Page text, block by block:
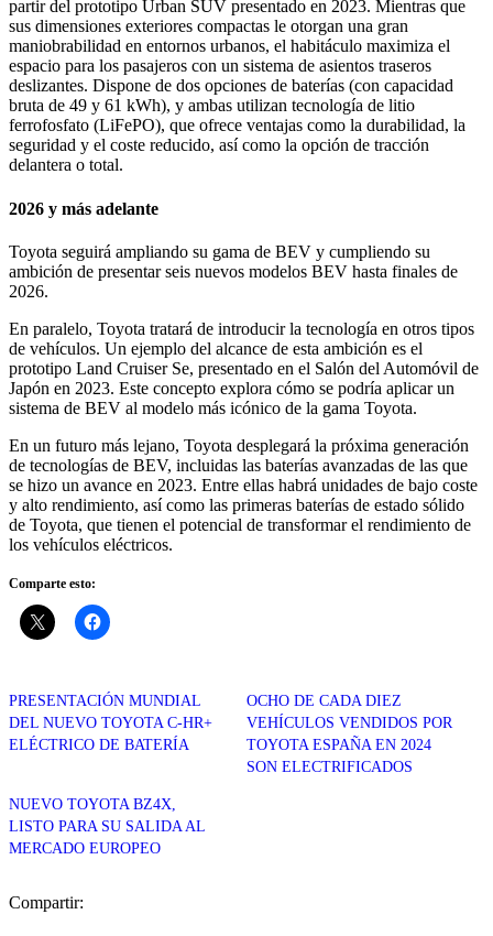
partir del prototipo Urban SUV presentado en 2023. Mientras que
sus dimensiones exteriores compactas le otorgan una gran
maniobrabilidad en entornos urbanos, el habitáculo maximiza el
espacio para los pasajeros con un sistema de asientos traseros
deslizantes. Dispone de dos opciones de baterías (con capacidad
bruta de 49 y 61 kWh), y ambas utilizan tecnología de litio
ferrofosfato (LiFePO), que ofrece ventajas como la durabilidad, la
seguridad y el coste reducido, así como la opción de tracción
delantera o total.
2026 y más adelante
Toyota seguirá ampliando su gama de BEV y cumpliendo su
ambición de presentar seis nuevos modelos BEV hasta finales de
2026.
En paralelo, Toyota tratará de introducir la tecnología en otros tipos
de vehículos. Un ejemplo del alcance de esta ambición es el
prototipo Land Cruiser Se, presentado en el Salón del Automóvil de
Japón en 2023. Este concepto explora cómo se podría aplicar un
sistema de BEV al modelo más icónico de la gama Toyota.
En un futuro más lejano, Toyota desplegará la próxima generación
de tecnologías de BEV, incluidas las baterías avanzadas de las que
se hizo un avance en 2023. Entre ellas habrá unidades de bajo coste
y alto rendimiento, así como las primeras baterías de estado sólido
de Toyota, que tienen el potencial de transformar el rendimiento de
los vehículos eléctricos.
Comparte esto:
PRESENTACIÓN MUNDIAL
DEL NUEVO TOYOTA C-HR+
ELÉCTRICO DE BATERÍA
OCHO DE CADA DIEZ
VEHÍCULOS VENDIDOS POR
TOYOTA ESPAÑA EN 2024
SON ELECTRIFICADOS
NUEVO TOYOTA BZ4X,
LISTO PARA SU SALIDA AL
MERCADO EUROPEO
Compartir: